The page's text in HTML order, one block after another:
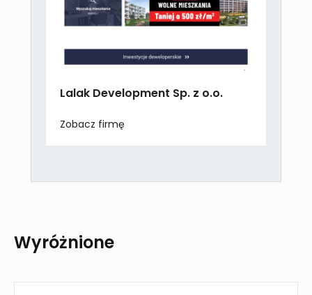
Lalak Development Sp. z o.o.
Zobacz firmę
Wyróżnione